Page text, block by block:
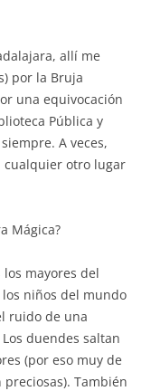
allí me
por la Bruja
una equivocación
Pública y
A veces,
cualquier otro lugar
Mágica?
mayores del
niños del mundo
ruido de una
duendes saltan
(por eso muy de
También